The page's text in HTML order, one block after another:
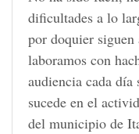
dificultades a lo
por doquier siguen
laboramos con
audiencia cada día
sucede en el
del municipio de